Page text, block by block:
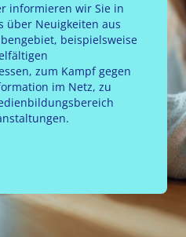
informieren wir Sie in
über Neuigkeiten aus
beispielsweise
zum Kampf gegen
im Netz, zu